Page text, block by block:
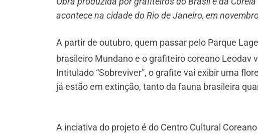
acontece na cidade do Rio de Janeiro, em novembro
A partir de outubro, quem passar pelo Parque
brasileiro Mundano e o grafiteiro coreano Leodav
Intitulado “Sobreviver”, o grafite vai exibir uma
já estão em extinção, tanto da fauna brasileira
A inciativa do projeto é do Centro Cultural